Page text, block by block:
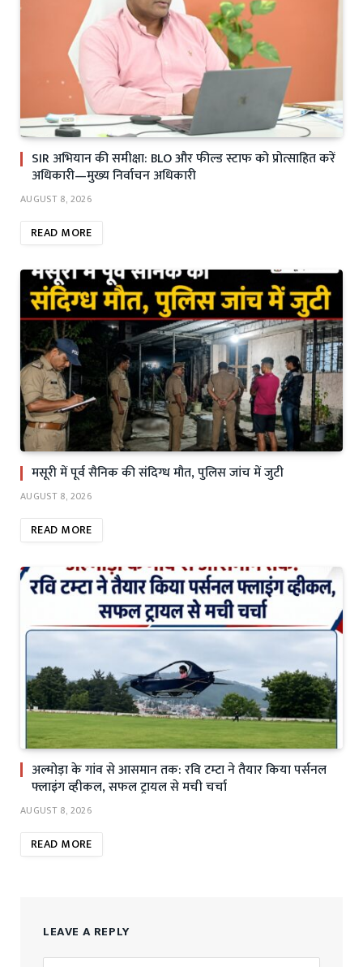
SIR अभियान की समीक्षा: BLO और फील्ड स्टाफ को प्रोत्साहित करें
अधिकारी—मुख्य निर्वाचन अधिकारी
AUGUST 8, 2026
READ MORE
मसूरी में पूर्व सैनिक की संदिग्ध मौत, पुलिस जांच में जुटी
AUGUST 8, 2026
READ MORE
अल्मोड़ा के गांव से आसमान तक: रवि टम्टा ने तैयार किया पर्सनल
फ्लाइंग व्हीकल, सफल ट्रायल से मची चर्चा
AUGUST 8, 2026
READ MORE
LEAVE A REPLY